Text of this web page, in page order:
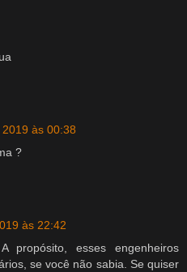
às 00:38
?
às 22:42
propósito, esses engenheiros
se você não sabia. Se quiser